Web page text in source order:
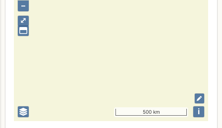
⤢
–
500 km i